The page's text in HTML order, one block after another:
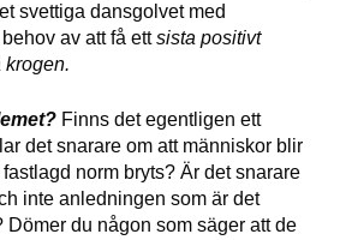
svettiga dansgolvet med
av att få ettsista positivt
krogen.
Finns det egentligen ett
det snarare om att människor blir
norm bryts? Är det snarare
inte anledningen som är det
du någon som säger att de